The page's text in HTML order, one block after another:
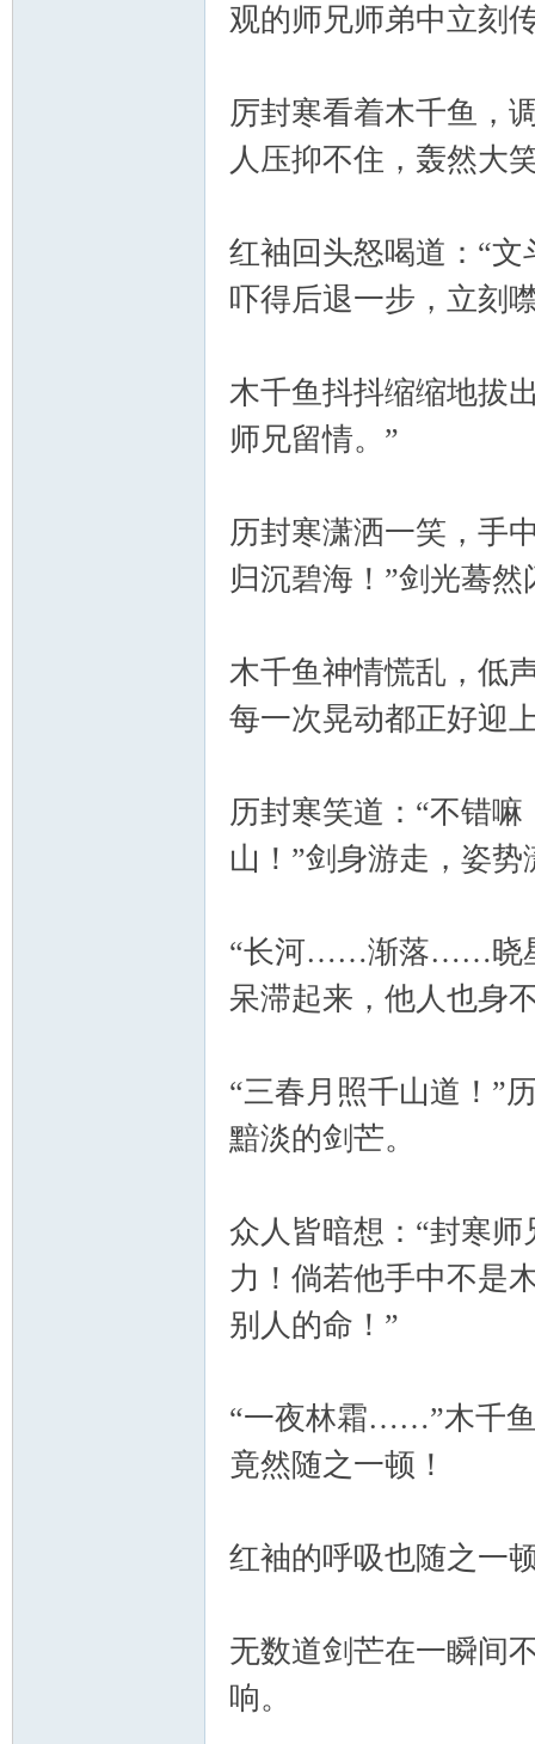
观的师兄师弟中立刻
厉封寒看着木千鱼，
人压抑不住，轰然大
红袖回头怒喝道：“
吓得后退一步，立刻
木千鱼抖抖缩缩地拔
师兄留情。”
历封寒潇洒一笑，手
归沉碧海！”剑光蓦
木千鱼神情慌乱，低
每一次晃动都正好迎
历封寒笑道：“不错
山！”剑身游走，姿
“长河……渐落……晓星
呆滞起来，他人也身
“三春月照千山道！”
黯淡的剑芒。
众人皆暗想：“封寒
力！倘若他手中不是
别人的命！”
“一夜林霜……”木千
竟然随之一顿！
红袖的呼吸也随之一
无数道剑芒在一瞬间
响。